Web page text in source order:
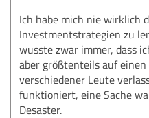
Ich habe mich nie wirklich
Investmentstrategien zu
wusste zwar immer, dass
aber größtenteils auf
verschiedener Leute
funktioniert, eine Sache
Desaster.